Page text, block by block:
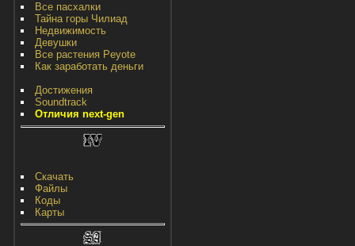
Все пасхалки
Тайна горы Чилиад
Недвижимость
Девушки
Все растения Peyote
Как заработать деньги
Достижения
Soundtrack
Отличия next-gen
Скачать
Файлы
Коды
Карты